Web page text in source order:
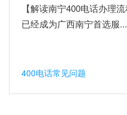
【解读南宁400电话办理
已经成为广西南宁首选服...
400电话常见问题